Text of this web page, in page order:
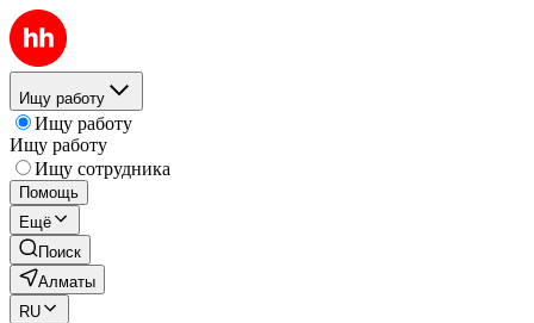
Ищу работу
Ищу работу
Ищу работу
Ищу сотрудника
Помощь
Ещё
Поиск
Алматы
RU